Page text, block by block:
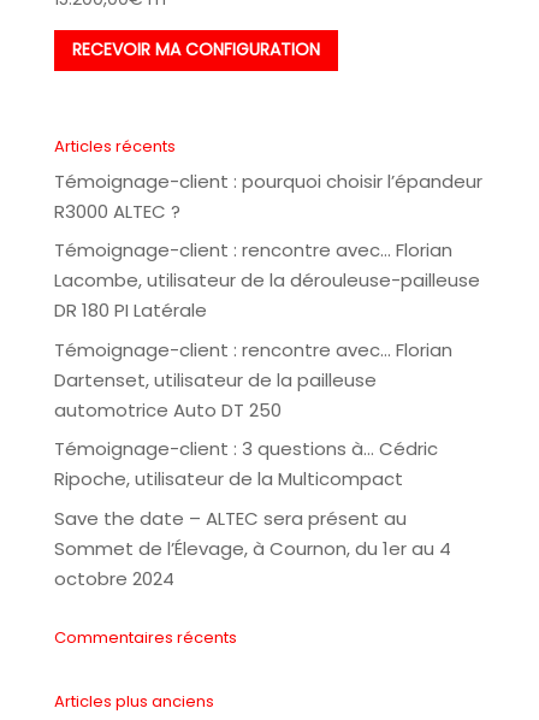
RECEVOIR MA CONFIGURATION
Articles récents
Témoignage-client : pourquoi choisir l’épandeur
R3000 ALTEC ?
Témoignage-client : rencontre avec… Florian
Lacombe, utilisateur de la dérouleuse-pailleuse
DR 180 PI Latérale
Témoignage-client : rencontre avec… Florian
Dartenset, utilisateur de la pailleuse
automotrice Auto DT 250
Témoignage-client : 3 questions à… Cédric
Ripoche, utilisateur de la Multicompact
Save the date – ALTEC sera présent au
Sommet de l’Élevage, à Cournon, du 1er au 4
octobre 2024
Commentaires récents
Articles plus anciens